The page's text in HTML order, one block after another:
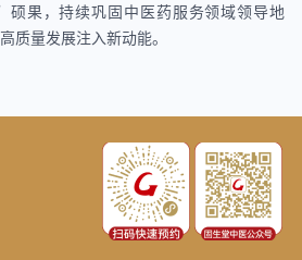
果，持续巩固中医药服务领域领导地
质量发展注入新动能。